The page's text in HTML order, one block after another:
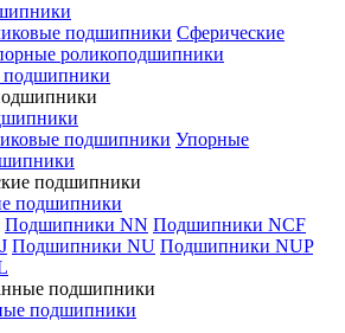
подшипники Сферические
роликоподшипники
подшипники
подшипники Упорные
подшипники
Подшипники NN Подшипники NCF
Подшипники NU Подшипники NUP
подшипники